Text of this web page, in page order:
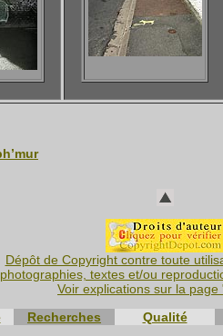
Dépôt de Copyright contre toute
textes et/ou
Voir explications sur la page
Recherches Qualité